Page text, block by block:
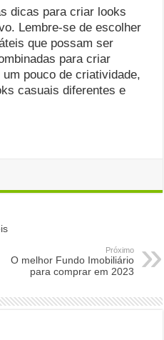
dicas para criar looks
Lembre-se de escolher
que possam ser
para criar
pouco de criatividade,
casuais diferentes e
Próximo
O melhor Fundo Imobiliário
para comprar em 2023